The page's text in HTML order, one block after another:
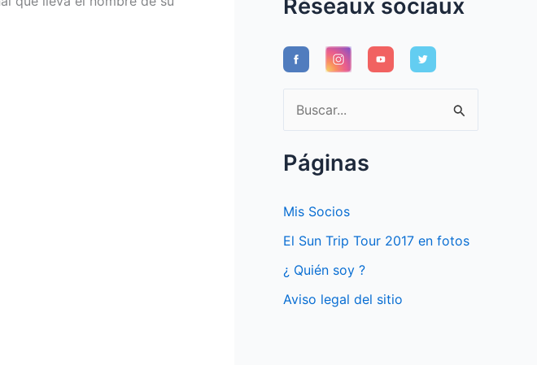
Réseaux sociaux
u
s
a
r
Páginas
Mis Socios
El Sun Trip Tour 2017 en fotos
¿ Quién soy ?
Aviso legal del sitio